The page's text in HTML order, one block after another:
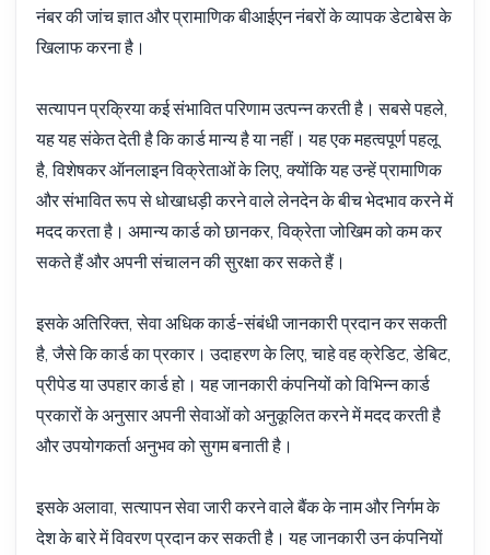
नंबर की जांच ज्ञात और प्रामाणिक बीआईएन नंबरों के व्यापक डेटाबेस के
खिलाफ करना है।
सत्यापन प्रक्रिया कई संभावित परिणाम उत्पन्न करती है। सबसे पहले,
यह यह संकेत देती है कि कार्ड मान्य है या नहीं। यह एक महत्वपूर्ण पहलू
है, विशेषकर ऑनलाइन विक्रेताओं के लिए, क्योंकि यह उन्हें प्रामाणिक
और संभावित रूप से धोखाधड़ी करने वाले लेनदेन के बीच भेदभाव करने में
मदद करता है। अमान्य कार्ड को छानकर, विक्रेता जोखिम को कम कर
सकते हैं और अपनी संचालन की सुरक्षा कर सकते हैं।
इसके अतिरिक्त, सेवा अधिक कार्ड-संबंधी जानकारी प्रदान कर सकती
है, जैसे कि कार्ड का प्रकार। उदाहरण के लिए, चाहे वह क्रेडिट, डेबिट,
प्रीपेड या उपहार कार्ड हो। यह जानकारी कंपनियों को विभिन्न कार्ड
प्रकारों के अनुसार अपनी सेवाओं को अनुकूलित करने में मदद करती है
और उपयोगकर्ता अनुभव को सुगम बनाती है।
इसके अलावा, सत्यापन सेवा जारी करने वाले बैंक के नाम और निर्गम के
देश के बारे में विवरण प्रदान कर सकती है। यह जानकारी उन कंपनियों